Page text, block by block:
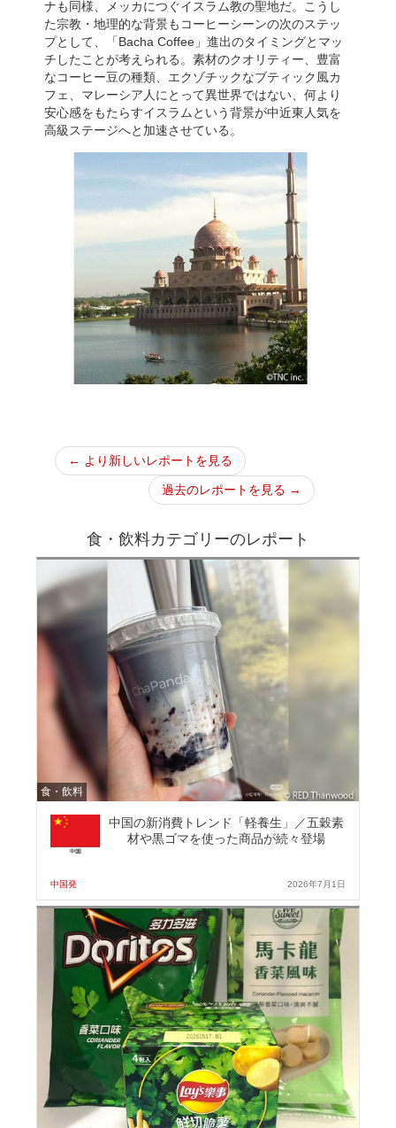
ナも同様、メッカにつぐイスラム教の聖地だ。こうし
た宗教・地理的な背景もコーヒーシーンの次のステッ
プとして、「Bacha Coffee」進出のタイミングとマッ
チしたことが考えられる。素材のクオリティー、豊富
なコーヒー豆の種類、エクゾチックなブティック風カ
フェ、マレーシア人にとって異世界ではない、何より
安心感をもたらすイスラムという背景が中近東人気を
高級ステージへと加速させている。
← より新しいレポートを見る
過去のレポートを見る →
食・飲料カテゴリーのレポート
食・飲料
中国の新消費トレンド「軽養生」／五穀素
材や黒ゴマを使った商品が続々登場
中国発 2026年7月1日